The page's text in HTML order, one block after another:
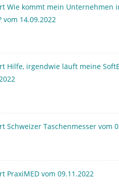
Wie kommt mein Unternehmen
vom 14.09.2022
Hilfe, irgendwie läuft meine
Schweizer Taschenmesser vom
PraxiMED vom 09.11.2022